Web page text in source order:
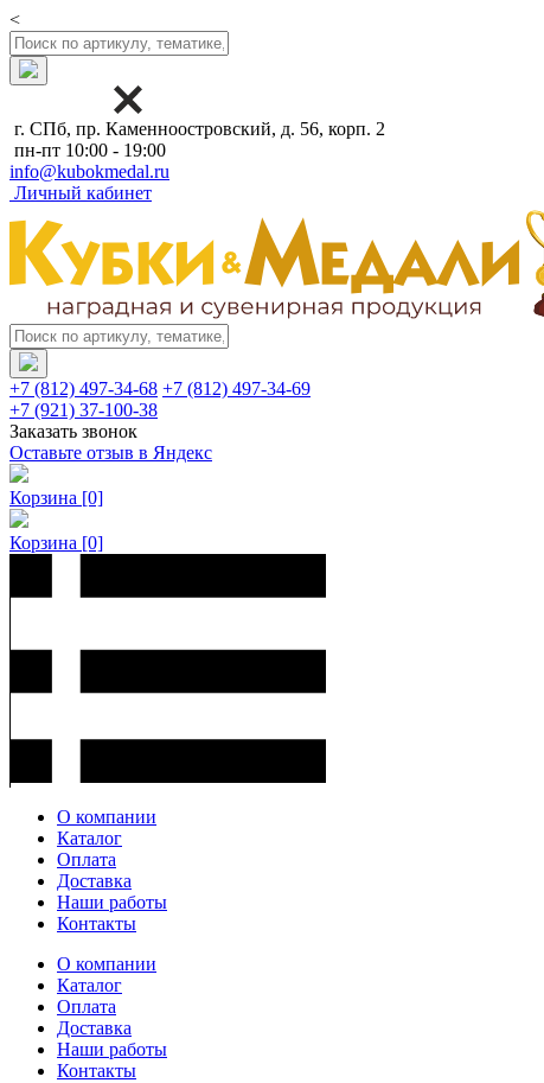
<
г. СПб, пр. Каменноостровский, д. 56, корп. 2
пн-пт 10:00 - 19:00
info@kubokmedal.ru
Личный кабинет
+7 (812) 497-34-68 +7 (812) 497-34-69
+7 (921) 37-100-38
Заказать звонок
Оставьте отзыв в Яндекс
Корзина [0]
Корзина [0]
О компании
Каталог
Оплата
Доставка
Наши работы
Контакты
О компании
Каталог
Оплата
Доставка
Наши работы
Контакты